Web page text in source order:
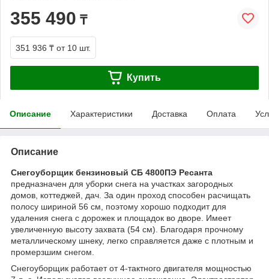
355 490 ₸
351 936 ₸ от 10 шт.
Купить
Описание Характеристики Доставка Оплата
Описание
Снегоуборщик бензиновый СБ 4800ПЭ Ресанта
предназначен для уборки снега на участках загородных
домов, коттеджей, дач. За один проход способен расчищать
полосу шириной 56 см, поэтому хорошо подходит для
удаления снега с дорожек и площадок во дворе. Имеет
увеличенную высоту захвата (54 см). Благодаря прочному
металлическому шнеку, легко справляется даже с плотным и
промерзшим снегом.
Снегоуборщик работает от 4-тактного двигателя мощностью